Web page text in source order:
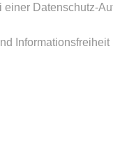
Datenschutz-
Informationsfreiheit